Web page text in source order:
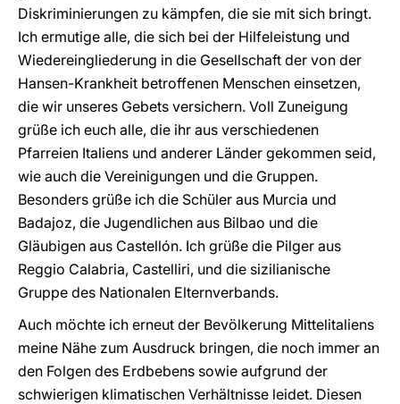
Diskriminierungen zu kämpfen, die sie mit sich bringt.
Ich ermutige alle, die sich bei der Hilfeleistung und
Wiedereingliederung in die Gesellschaft der von der
Hansen-Krankheit betroffenen Menschen einsetzen,
die wir unseres Gebets versichern. Voll Zuneigung
grüße ich euch alle, die ihr aus verschiedenen
Pfarreien Italiens und anderer Länder gekommen seid,
wie auch die Vereinigungen und die Gruppen.
Besonders grüße ich die Schüler aus Murcia und
Badajoz, die Jugendlichen aus Bilbao und die
Gläubigen aus Castellón. Ich grüße die Pilger aus
Reggio Calabria, Castelliri, und die sizilianische
Gruppe des Nationalen Elternverbands.
Auch möchte ich erneut der Bevölkerung Mittelitaliens
meine Nähe zum Ausdruck bringen, die noch immer an
den Folgen des Erdbebens sowie aufgrund der
schwierigen klimatischen Verhältnisse leidet. Diesen